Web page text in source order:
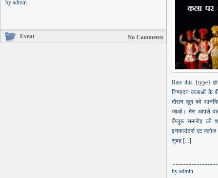
by admin
Event No Comments
Rate this {type}
निष्पादन कलाओं के
दौरान खुद को
जाओ। मेरा आपसे
बैंग्लुरू समारोह की
इनकाउंटर्स एट क्लोज
सुबह [...]
by admin